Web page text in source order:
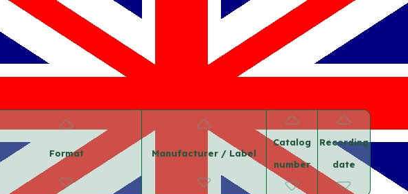
Format Manufacturer / Label
Catalog
number
Recording
date